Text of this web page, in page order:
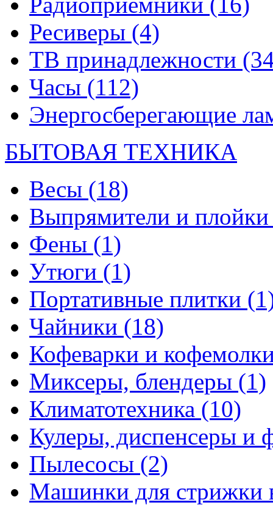
Ресиверы (4)
ТВ принадлежности
Часы (112)
Энергосберегающие
БЫТОВАЯ ТЕХНИКА
Весы (18)
Выпрямители и
Фены (1)
Утюги (1)
Портативные плитки
Чайники (18)
Кофеварки и
Миксеры, блендеры (1)
Климатотехника (10)
Кулеры, диспенсеры и
Пылесосы (2)
Машинки для стрижки